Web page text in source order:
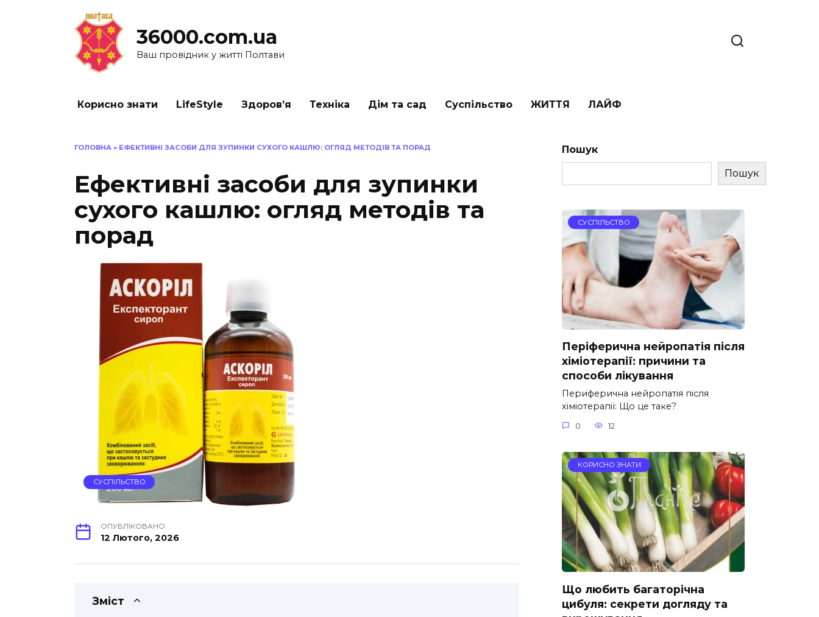
36000.com.ua
Ваш провідник у житті Полтави
Корисно знати LifeStyle Здоров’я Техніка Дім та сад Суспільство ЖИТТЯ ЛАЙФ
ГОЛОВНА » ЕФЕКТИВНІ ЗАСОБИ ДЛЯ ЗУПИНКИ СУХОГО КАШЛЮ: ОГЛЯД МЕТОДІВ ТА ПОРАД
Ефективні засоби для зупинки
сухого кашлю: огляд методів та
порад
СУСПІЛЬСТВО
ОПУБЛІКОВАНО
12 Лютого, 2026
Зміст
Пошук
Пошук
СУСПІЛЬСТВО
Періферична нейропатія після
хіміотерапії: причини та
способи лікування
Периферична нейропатія після
хіміотерапії: Що це таке?
0 12
КОРИСНО ЗНАТИ
Що любить багаторічна
цибуля: секрети догляду та